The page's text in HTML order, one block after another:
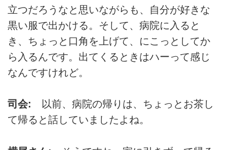
立つだろうなと思いながらも、自分が好きな
黒い服で出かける。そして、病院に入ると
き、ちょっと口角を上げて、にこっとしてか
ら入るんです。出てくるときはハーって感じ
なんですけれど。
司会: 以前、病院の帰りは、ちょっとお茶し
て帰ると話していましたよね。